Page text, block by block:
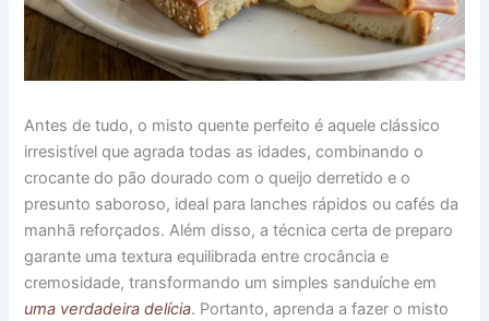
Antes de tudo, o misto quente perfeito é aquele clássico
irresistível que agrada todas as idades, combinando o
crocante do pão dourado com o queijo derretido e o
presunto saboroso, ideal para lanches rápidos ou cafés da
manhã reforçados. Além disso, a técnica certa de preparo
garante uma textura equilibrada entre crocância e
cremosidade, transformando um simples sanduíche em
uma verdadeira delícia. Portanto, aprenda a fazer o misto